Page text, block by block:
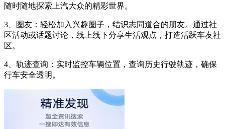
随时随地探索上汽大众的精彩世界。
3、圈友：轻松加入兴趣圈子，结识志同道合的朋友。通过社
区活动或话题讨论，线上线下分享生活观点，打造活跃车友社
区。
4、轨迹查询：实时监控车辆位置，查询历史行驶轨迹，确保
行车安全透明。